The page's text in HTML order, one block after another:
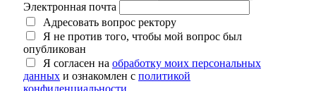
Электронная почта
Адресовать вопрос ректору
Я не против того, чтобы мой вопрос был
опубликован
Я согласен на обработку моих персональных
данных и ознакомлен с политикой